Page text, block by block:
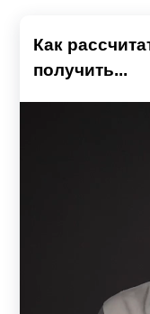
Как
получить...